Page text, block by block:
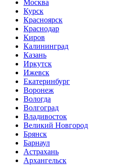
Москва
Курск
Красноярск
Краснодар
Киров
Калининград
Казань
Иркутск
Ижевск
Екатеринбург
Воронеж
Вологда
Волгоград
Владивосток
Великий Новгород
Брянск
Барнаул
Астрахань
Архангельск